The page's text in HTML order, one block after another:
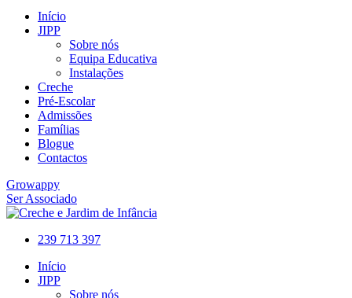
Início
JIPP
Sobre nós
Equipa Educativa
Instalações
Creche
Pré-Escolar
Admissões
Famílias
Blogue
Contactos
Growappy
Ser Associado
239 713 397
Início
JIPP
Sobre nós